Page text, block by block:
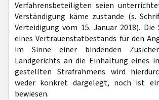
Verfahrensbeteiligten seien
Verständigung käme zustande (s.
Verteidigung vom 15. Januar 2018). Die
eines Vertrauenstatbestands für den
im Sinne einer bindenden
Landgerichts an die Einhaltung eines
gestellten Strafrahmens wird
weder konkret dargelegt, noch ist
bewiesen.